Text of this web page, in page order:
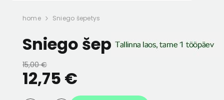
home Sniego šepetys
Sniego šepetys
12,75 €
15,00 €
2 viename vaikiška kelioninė
19,00 € 16,15 €
ADAPTER USB